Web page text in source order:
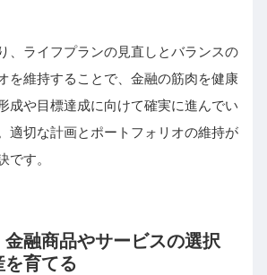
、ライフプランの見直しとバランスの
を維持することで、金融の筋肉を健康
成や目標達成に向けて確実に進んでい
適切な計画とポートフォリオの維持が
です。
融商品やサービスの選択
育てる